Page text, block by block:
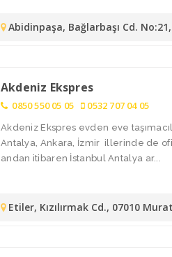
Abidinpaşa, Bağlarbaşı Cd.
Akdeniz Ekspres
0850 550 05 05 0532 707 04 05
Akdeniz Ekspres evden eve
Antalya, Ankara, İzmir illerinde de
andan itibaren İstanbul Antalya ar...
Etiler, Kızılırmak Cd., 07010